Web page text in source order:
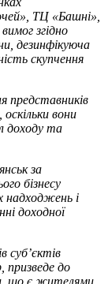
ТЦ «Башні»,
згідно
дезинфікуюча
скупчення
представників
оскільки вони
доходу та
за
бізнесу
надходжень і
доходної
суб’єктів
призведе до
що є жителями